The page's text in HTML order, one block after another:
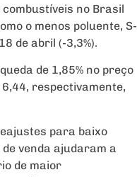
no Brasil
o menos poluente, S-
de abril (-3,3%).
de 1,85% no preço
6,44, respectivamente,
para baixo
venda ajudaram a
de maior